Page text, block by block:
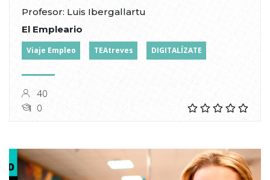
Profesor: Luis Ibergallartu
El Empleario
Viaje Empleo TEAtreves DIGITALÍZATE
40
0